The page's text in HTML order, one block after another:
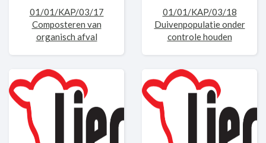
01/01/KAP/03/17
Composteren van
organisch afval
01/01/KAP/03/18
Duivenpopulatie onder
controle houden